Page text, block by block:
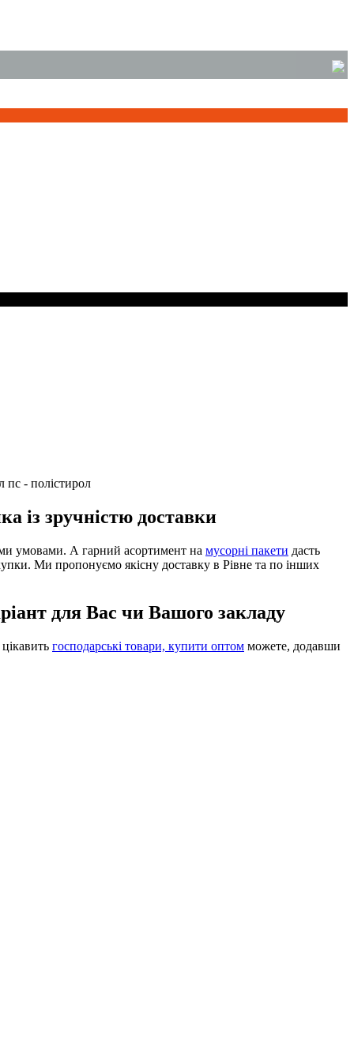
із зручністю доставки
умовами. А гарний асортимент на мусорні пакети дасть
Ми пропонуємо якісну доставку в Рівне та по інших
для Вас чи Вашого закладу
господарські товари, купити оптом можете, додавши